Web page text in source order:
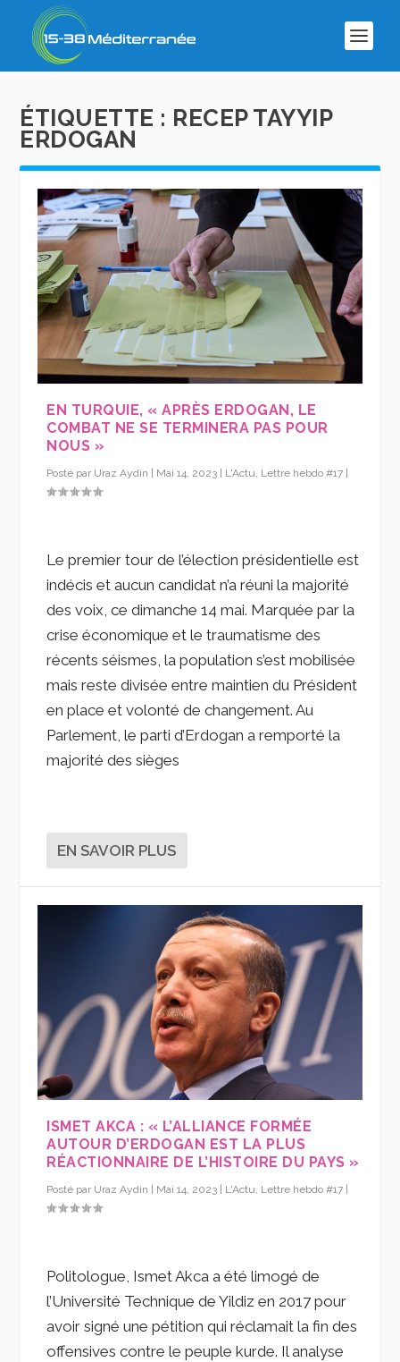
ÉTIQUETTE : RECEP TAYYIP
ERDOGAN
EN TURQUIE, « APRÈS ERDOGAN, LE
COMBAT NE SE TERMINERA PAS POUR
NOUS »
Posté par Uraz Aydin | Mai 14, 2023 | L'Actu Lettre hebdo #17 |
Le premier tour de l’élection présidentielle est
indécis et aucun candidat n’a réuni la majorité
des voix, ce dimanche 14 mai. Marquée par la
crise économique et le traumatisme des
récents séismes, la population s’est mobilisée
mais reste divisée entre maintien du Président
en place et volonté de changement. Au
Parlement, le parti d’Erdogan a remporté la
majorité des sièges
EN SAVOIR PLUS
ISMET AKCA : « L’ALLIANCE FORMÉE
AUTOUR D’ERDOGAN EST LA PLUS
RÉACTIONNAIRE DE L’HISTOIRE DU PAYS »
Posté par Uraz Aydin Mai 14, 2023 L'Actu, Lettre hebdo #17
Politologue, Ismet Akca a été limogé de
l’Université Technique de Yildiz en 2017 pour
avoir signé une pétition qui réclamait la fin des
offensives contre le peuple kurde. Il analyse